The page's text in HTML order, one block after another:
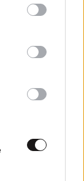
may click to
tags to
below Google
μπαταρίας
φαγώσιμα. Το
των